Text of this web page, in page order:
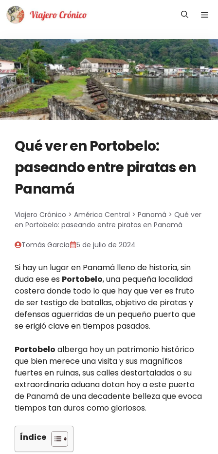
Saltar
Qué ver en Portobelo:
paseando entre piratas en
Panamá
Viajero Crónico > América Central > Panamá > Qué ver
en Portobelo: paseando entre piratas en Panamá
Tomàs Garcia 5 de julio de 2024
Si hay un lugar en Panamá lleno de historia, sin
duda ese es Portobelo, una pequeña localidad
costera donde todo lo que hay que ver es fruto
de ser testigo de batallas, objetivo de piratas y
defensas aguerridas de un pequeño puerto que
se erigió clave en tiempos pasados.
Portobelo alberga hoy un patrimonio histórico
que bien merece una visita y sus magníficos
fuertes en ruinas, sus calles destartaladas o su
extraordinaria aduana dotan hoy a este puerto
de Panamá de una decadente belleza que evoca
tiempos tan duros como gloriosos.
Índice